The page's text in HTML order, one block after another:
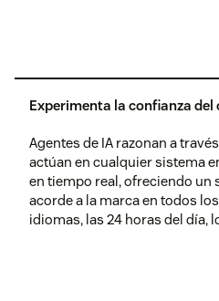
Experimenta la confianza del
Agentes de IA razonan a
actúan en cualquier sistema
en tiempo real, ofreciendo un
acorde a la marca en todos
idiomas, las 24 horas del día,